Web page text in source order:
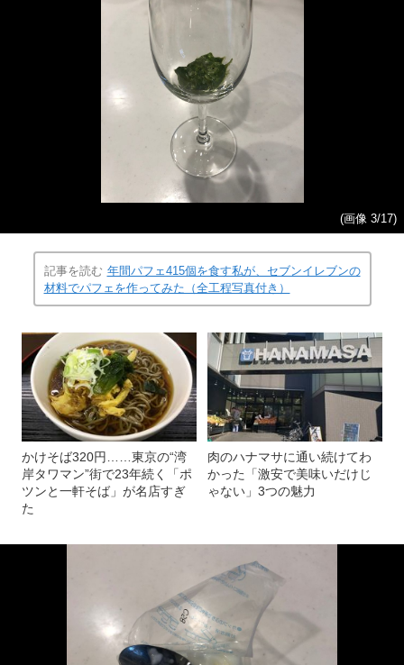
(画像 3/17)
記事を読む 年間パフェ415個を食す私が、セブンイレブンの
材料でパフェを作ってみた（全工程写真付き）
かけそば320円……東京の“湾
岸タワマン”街で23年続く「ポ
ツンと一軒そば」が名店すぎ
た
肉のハナマサに通い続けてわ
かった「激安で美味いだけじ
ゃない」3つの魅力